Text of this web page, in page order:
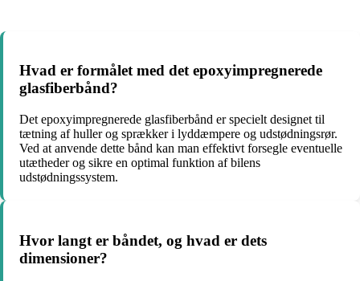
Hvad er formålet med det epoxyimpregnerede
glasfiberbånd?
Det epoxyimpregnerede glasfiberbånd er specielt designet til
tætning af huller og sprækker i lyddæmpere og udstødningsrør.
Ved at anvende dette bånd kan man effektivt forsegle eventuelle
utætheder og sikre en optimal funktion af bilens
udstødningssystem.
Hvor langt er båndet, og hvad er dets
dimensioner?